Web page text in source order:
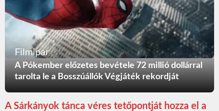
Filmipar
A Pókember előzetes bevétele 72 millió dollárral
tarolta le a Bosszúállók Végjáték rekordját
A Sárkányok tánca véres tetőpontját hozza el a